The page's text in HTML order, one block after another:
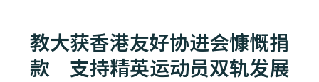
教大获香港友好协进会慷慨捐
款 支持精英运动员双轨发展